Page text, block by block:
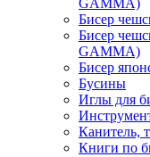
GAMMA)
Бисер
Бисер
GAMMA)
Бисер
Бусины
Иглы для
Канитель,
Книги по